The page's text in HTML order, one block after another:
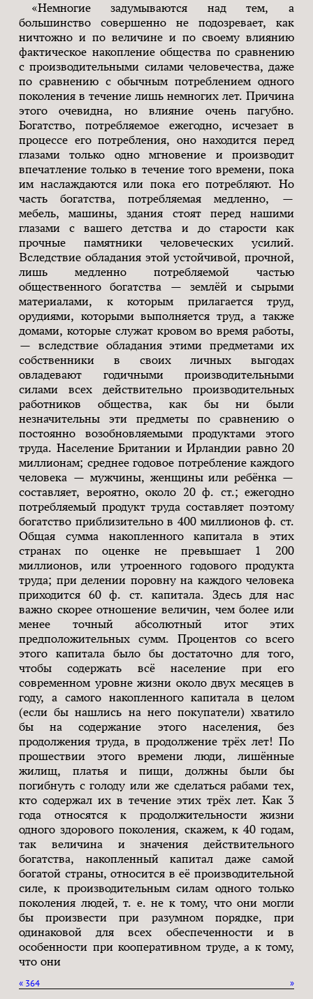
«Немногие задумываются над тем, а
большинство совершенно не подозревает, как
ничтожно и по величине и по своему влиянию
фактическое накопление общества по сравнению
с производительными силами человечества, даже
по сравнению с обычным потреблением одного
поколения в течение лишь немногих лет. Причина
этого очевидна, но влияние очень пагубно.
Богатство, потребляемое ежегодно, исчезает в
процессе его потребления, оно находится перед
глазами только одно мгновение и производит
впечатление только в течение того времени, пока
им наслаждаются или пока его потребляют. Но
часть богатства, потребляемая медленно, —
мебель, машины, здания стоят перед нашими
глазами с вашего детства и до старости как
прочные памятники человеческих усилий.
Вследствие обладания этой устойчивой, прочной,
лишь медленно потребляемой частью
общественного богатства — землёй и сырыми
материалами, к которым прилагается труд,
орудиями, которыми выполняется труд, а также
домами, которые служат кровом во время работы,
— вследствие обладания этими предметами их
собственники в своих личных выгодах
овладевают годичными производительными
силами всех действительно производительных
работников общества, как бы ни были
незначительны эти предметы по сравнению о
постоянно возобновляемыми продуктами этого
труда. Население Британии и Ирландии равно 20
миллионам; среднее годовое потребление каждого
человека — мужчины, женщины или ребёнка —
составляет, вероятно, около 20 ф. ст.; ежегодно
потребляемый продукт труда составляет поэтому
богатство приблизительно в 400 миллионов ф. ст.
Общая сумма накопленного капитала в этих
странах по оценке не превышает 1 200
миллионов, или утроенного годового продукта
труда; при делении поровну на каждого человека
приходится 60 ф. ст. капитала. Здесь для нас
важно скорее отношение величин, чем более или
менее точный абсолютный итог этих
предположительных сумм. Процентов со всего
этого капитала было бы достаточно для того,
чтобы содержать всё население при его
современном уровне жизни около двух месяцев в
году, а самого накопленного капитала в целом
(если бы нашлись на него покупатели) хватило
бы на содержание этого населения, без
продолжения труда, в продолжение трёх лет! По
прошествии этого времени люди, лишённые
жилищ, платья и пищи, должны были бы
погибнуть с голоду или же сделаться рабами тех,
кто содержал их в течение этих трёх лет. Как 3
года относятся к продолжительности жизни
одного здорового поколения, скажем, к 40 годам,
так величина и значения действительного
богатства, накопленный капитал даже самой
богатой страны, относится в её производительной
силе, к производительным силам одного только
поколения людей, т. е. не к тому, что они могли
бы произвести при разумном порядке, при
одинаковой для всех обеспеченности и в
особенности при кооперативном труде, а к тому,
что они
« »
364